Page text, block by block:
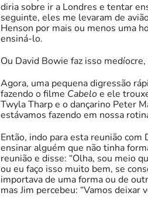
diria sobre ir a Londres e tentar
seguinte, eles me levaram de
Henson por mais ou menos uma
ensiná-lo.
Ou David Bowie faz isso
Agora, uma pequena digressão
fazendo o filme Cabeloe ele
Twyla Tharp e o dançarino Peter
estávamos fazendo em nossa
Então, indo para esta reunião
ensinar alguém que não tinha
reunião e disse: “Olha, sou meio
ou eu faço isso muito bem, se
importava de uma forma ou de
mas Jim percebeu: “Vamos deixar